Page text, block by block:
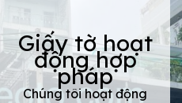
Giấy tờ hoạt
động hợp
pháp
Chúng tôi hoạt động